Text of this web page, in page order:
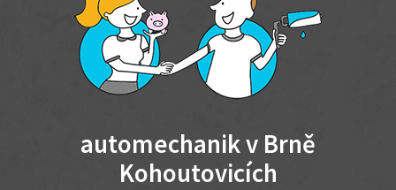
automechanik v Brně
Kohoutovicích